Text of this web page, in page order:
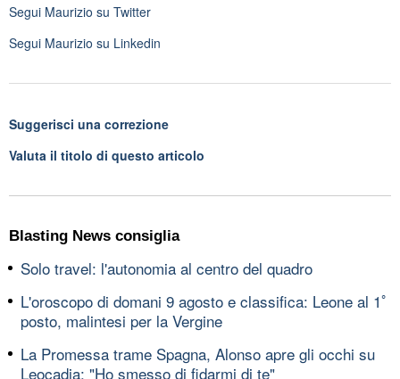
Segui Maurizio su Twitter
Segui Maurizio su Linkedin
Suggerisci una correzione
Valuta il titolo di questo articolo
Blasting News consiglia
Solo travel: l'autonomia al centro del quadro
L'oroscopo di domani 9 agosto e classifica: Leone al 1ﾟ
posto, malintesi per la Vergine
La Promessa trame Spagna, Alonso apre gli occhi su
Leocadia: "Ho smesso di fidarmi di te"